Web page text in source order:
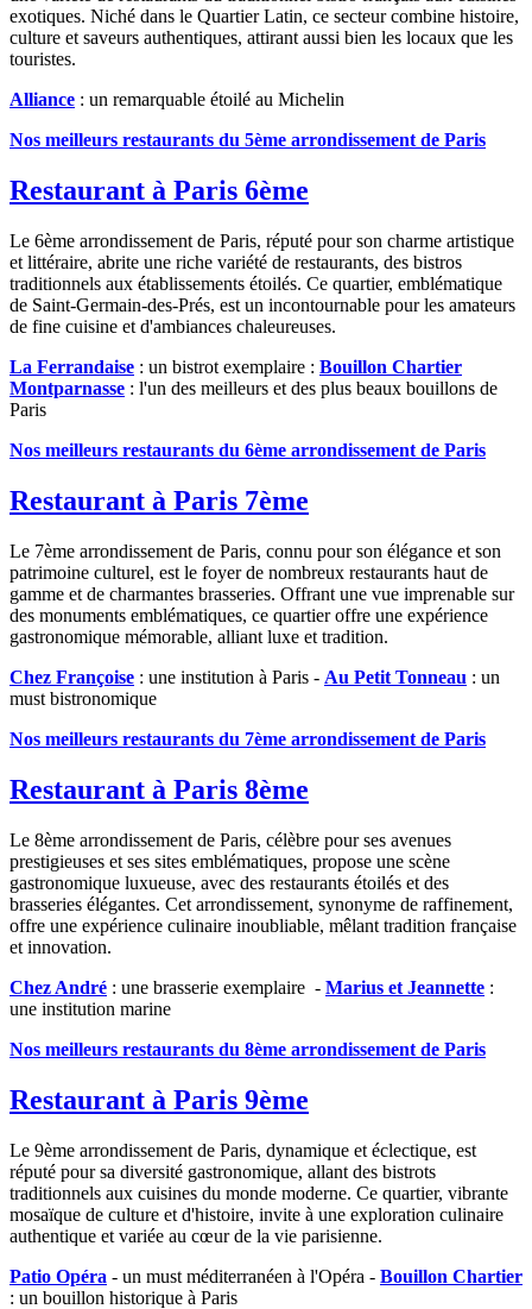
exotiques. Niché dans le Quartier Latin, ce secteur combine histoire,
culture et saveurs authentiques, attirant aussi bien les locaux que les
touristes.
Alliance : un remarquable étoilé au Michelin
Nos meilleurs restaurants du 5ème arrondissement de Paris
Restaurant à Paris 6ème
Le 6ème arrondissement de Paris, réputé pour son charme artistique
et littéraire, abrite une riche variété de restaurants, des bistros
traditionnels aux établissements étoilés. Ce quartier, emblématique
de Saint-Germain-des-Prés, est un incontournable pour les amateurs
de fine cuisine et d'ambiances chaleureuses.
La Ferrandaise : un bistrot exemplaire : Bouillon Chartier
Montparnasse : l'un des meilleurs et des plus beaux bouillons de
Paris
Nos meilleurs restaurants du 6ème arrondissement de Paris
Restaurant à Paris 7ème
Le 7ème arrondissement de Paris, connu pour son élégance et son
patrimoine culturel, est le foyer de nombreux restaurants haut de
gamme et de charmantes brasseries. Offrant une vue imprenable sur
des monuments emblématiques, ce quartier offre une expérience
gastronomique mémorable, alliant luxe et tradition.
Chez Françoise : une institution à Paris - Au Petit Tonneau : un
must bistronomique
Nos meilleurs restaurants du 7ème arrondissement de Paris
Restaurant à Paris 8ème
Le 8ème arrondissement de Paris, célèbre pour ses avenues
prestigieuses et ses sites emblématiques, propose une scène
gastronomique luxueuse, avec des restaurants étoilés et des
brasseries élégantes. Cet arrondissement, synonyme de raffinement,
offre une expérience culinaire inoubliable, mêlant tradition française
et innovation.
Chez André : une brasserie exemplaire - Marius et Jeannette :
une institution marine
Nos meilleurs restaurants du 8ème arrondissement de Paris
Restaurant à Paris 9ème
Le 9ème arrondissement de Paris, dynamique et éclectique, est
réputé pour sa diversité gastronomique, allant des bistrots
traditionnels aux cuisines du monde moderne. Ce quartier, vibrante
mosaïque de culture et d'histoire, invite à une exploration culinaire
authentique et variée au cœur de la vie parisienne.
Patio Opéra - un must méditerranéen à l'Opéra - Bouillon Chartier
: un bouillon historique à Paris